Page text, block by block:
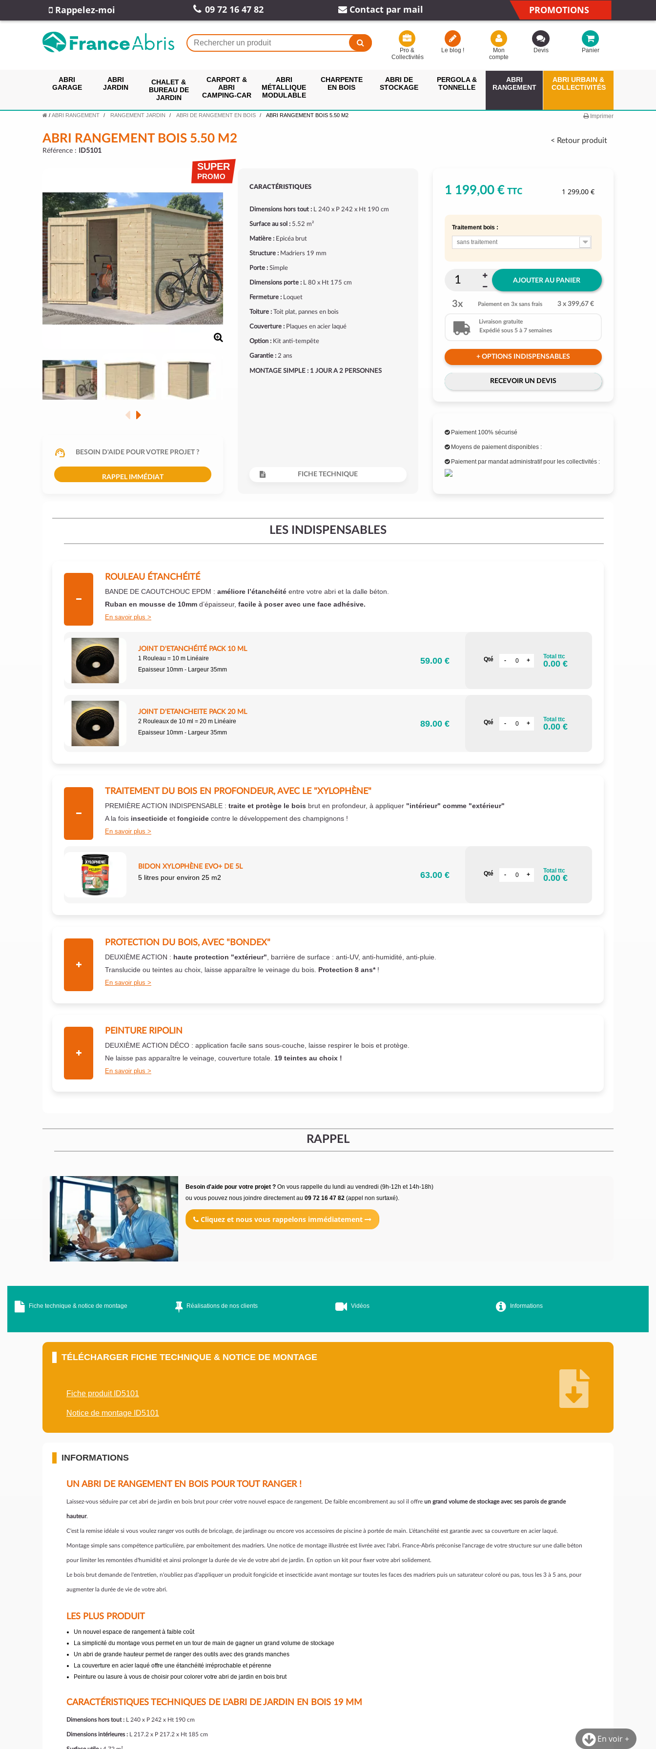
Rappelez-moi 09 72 16 47 82 Contact par mail PROMOTIONS
Pro &
Collectivités
Le blog !
Mon
compte
Devis Panier
ABRI
GARAGE
ABRI
JARDIN
CHALET &
BUREAU DE
JARDIN
CARPORT &
ABRI
CAMPING-CAR
ABRI
MÉTALLIQUE
MODULABLE
CHARPENTE
EN BOIS
ABRI DE
STOCKAGE
PERGOLA &
TONNELLE
ABRI
RANGEMENT
ABRI URBAIN &
COLLECTIVITÉS
/ ABRI RANGEMENT RANGEMENT JARDIN ABRI DE RANGEMENT EN BOIS ABRI RANGEMENT BOIS 5.50 M2 Imprimer
< Retour produit
ABRI RANGEMENT BOIS 5.50 M2
Référence : ID5101
SUPER
PROMO
BESOIN D'AIDE POUR VOTRE PROJET ?
RAPPEL IMMÉDIAT
CARACTÉRISTIQUES
Dimensions hors tout :L 240 x P 242 x Ht 190 cm
Surface au sol :5.52 m²
Matière :Epicéa brut
Structure :Madriers 19 mm
Porte :Simple
Dimensions porte :L 80 x Ht 175 cm
Fermeture :Loquet
Toiture : Toit plat, pannes en bois
Couverture :Plaques en acier laqué
Option :Kit anti-tempête
Garantie :2 ans
MONTAGE SIMPLE : 1 JOUR A 2 PERSONNES
FICHE TECHNIQUE
1 199,00 €TTC 1 299,00 €
Traitement bois :
sans traitement
AJOUTER AU PANIER
3x Paiement en 3x sans frais 3 x 399,67 €
Livraison gratuite
Expédié sous 5 à 7 semaines
+ OPTIONS INDISPENSABLES
RECEVOIR UN DEVIS
Paiement 100% sécurisé
Moyens de paiement disponibles :
Paiement par mandat administratif pour les collectivités :
LES INDISPENSABLES
ROULEAU ÉTANCHÉITÉ
BANDE DE CAOUTCHOUC EPDM : améliore l’étanchéité entre votre abri et la dalle béton.
Ruban en mousse de 10mm d’épaisseur, facile à poser avec une face adhésive.
En savoir plus
JOINT D'ETANCHÉITÉ PACK 10 ML
1 Rouleau = 10 m Linéaire
Epaisseur 10mm - Largeur 35mm
59.00 € Qté Total ttc
0.00 €
JOINT D'ETANCHEITE PACK 20 ML
2 Rouleaux de 10 ml = 20 m Linéaire
Epaisseur 10mm - Largeur 35mm
89.00 € Qté Total ttc
0.00 €
TRAITEMENT DU BOIS EN PROFONDEUR, AVEC LE "XYLOPHÈNE"
PREMIÈRE ACTION INDISPENSABLE : traite et protège le bois brut en profondeur, à appliquer "intérieur" comme "extérieur"
A la fois insecticide et fongicide contre le développement des champignons !
En savoir plus
BIDON XYLOPHÈNE EVO+ DE 5L
5 litres pour environ 25 m2 63.00 € Qté Total ttc
0.00 €
PROTECTION DU BOIS, AVEC "BONDEX"
DEUXIÈME ACTION : haute protection "extérieur" , barrière de surface : anti-UV, anti-humidité, anti-pluie.
Translucide ou teintes au choix, laisse apparaître le veinage du bois. Protection 8 ans*!
En savoir plus
PEINTURE RIPOLIN
DEUXIÈME ACTION DÉCO : application facile sans sous-couche, laisse respirer le bois et protège.
Ne laisse pas apparaître le veinage, couverture totale. 19 teintes au choix !
En savoir plus
RAPPEL
Besoin d'aide pour votre projet ?On vous rappelle du lundi au vendredi (9h-12h et 14h-18h)
ou vous pouvez nous joindre directement au 09 72 16 47 82(appel non surtaxé).
Cliquez et nous vous rappelons immédiatement
En voir +
Fiche technique & notice de montage Réalisations de nos clients Vidéos Informations
TÉLÉCHARGER FICHE TECHNIQUE & NOTICE DE MONTAGE
Fiche produit ID5101
Notice de montage ID5101
INFORMATIONS
UN ABRI DE RANGEMENT EN BOIS POUR TOUT RANGER !
Laissez-vous séduire par cet abri de jardin en bois brut pour créer votre nouvel espace de rangement. De faible encombrement au sol il offre un grand volume de stockage avec ses parois de grande
hauteur.
C'est la remise idéale si vous voulez ranger vos outils de bricolage, de jardinage ou encore vos accessoires de piscine à portée de main. L'étanchéité est garantie avec sa couverture en acier laqué.
Montage simple sans compétence particulière, par emboitement des madriers. Une notice de montage illustrée est livrée avec l'abri. France-Abris préconise l'ancrage de votre structure sur une dalle béton
pour limiter les remontées d'humidité et ainsi prolonger la durée de vie de votre abri de jardin. En option un kit pour fixer votre abri solidement.
Le bois brut demande de l'entretien, n'oubliez pas d'appliquer un produit fongicide et insecticide avant montage sur toutes les faces des madriers puis un saturateur coloré ou pas, tous les 3 à 5 ans, pour
augmenter la durée de vie de votre abri.
LES PLUS PRODUIT
Un nouvel espace de rangement à faible coût
La simplicité du montage vous permet en un tour de main de gagner un grand volume de stockage
Un abri de grande hauteur permet de ranger des outils avec des grands manches
La couverture en acier laqué offre une étanchéité irréprochable et pérenne
Peinture ou lasure à vous de choisir pour colorer votre abri de jardin en bois brut
CARACTÉRISTIQUES TECHNIQUES DE L'ABRI DE JARDIN EN BOIS 19 MM
Dimensions hors tout : L 240 x P 242 x Ht 190 cm
Dimensions intérieures : L 217.2 x P 217.2 x Ht 185 cm